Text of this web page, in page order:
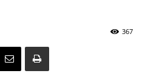
367